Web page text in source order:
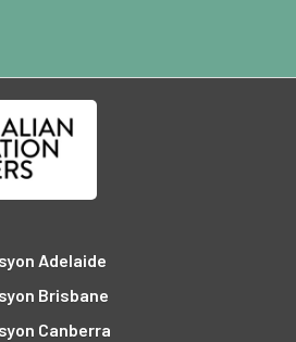
Adelaide
Brisbane
Canberra